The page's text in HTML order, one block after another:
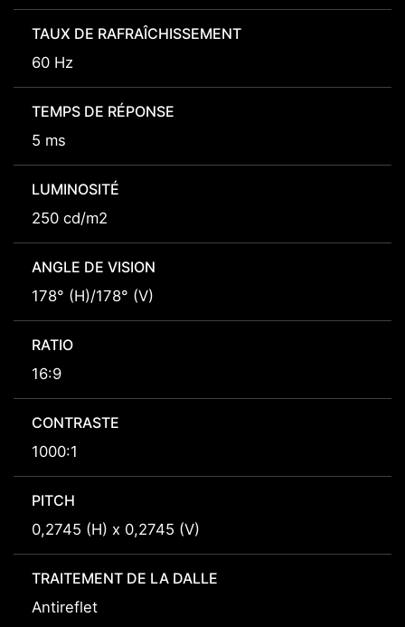
TAUX DE RAFRAÎCHISSEMENT
60 Hz
TEMPS DE RÉPONSE
5 ms
LUMINOSITÉ
250 cd/m2
ANGLE DE VISION
178° (H)/178° (V)
RATIO
16:9
CONTRASTE
1000:1
PITCH
0,2745 (H) x 0,2745 (V)
TRAITEMENT DE LA DALLE
Antireflet